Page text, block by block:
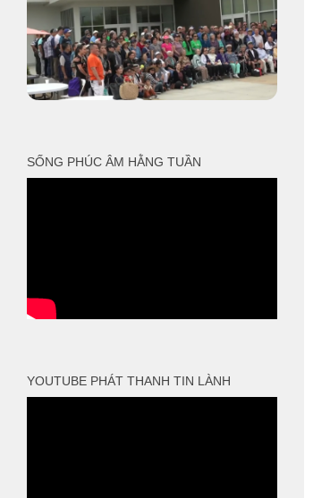
SỐNG PHÚC ÂM HẰNG TUẦN
YOUTUBE PHÁT THANH TIN LÀNH